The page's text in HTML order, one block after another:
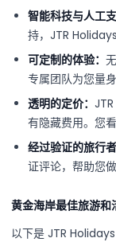
智能科技与人工支
持，JTR
可定制的体验：
专属团队为您量
透明的定价：
有隐藏费用。您
经过验证的旅行者
证评论，帮助您
黄金海岸最佳旅游和
以下是 JTR